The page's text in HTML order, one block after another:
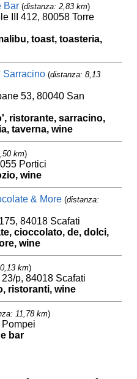
Bar (distanza: 2,83 km)
III 412, 80058 Torre
toast, toasteria,
Sarracino (distanza: 8,13
53, 80040 San
ristorante, sarracino,
taverna, wine
km)
Portici
wine
& More (distanza:
84018 Scafati
cioccolato, de, dolci,
wine
km)
p, 84018 Scafati
ristoranti, wine
11,78 km)
bar